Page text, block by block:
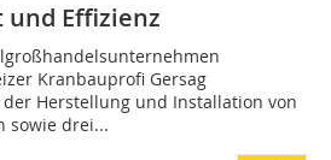
Effizienz
Kranbauprofi Gersag
Herstellung und Installation von
sowie drei...